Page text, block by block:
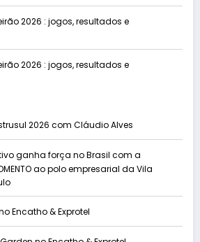
2026 : jogos, resultados e
2026 : jogos, resultados e
2026 com Cláudio Alves
ganha força no Brasil com a
ao polo empresarial da Vila
Encatho & Exprotel